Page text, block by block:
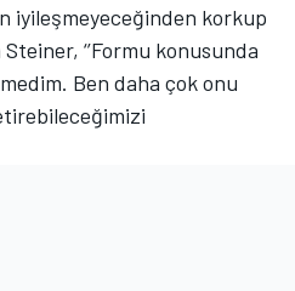
iyileşmeyeceğinden korkup
‘’Formu konusunda
Ben daha çok onu